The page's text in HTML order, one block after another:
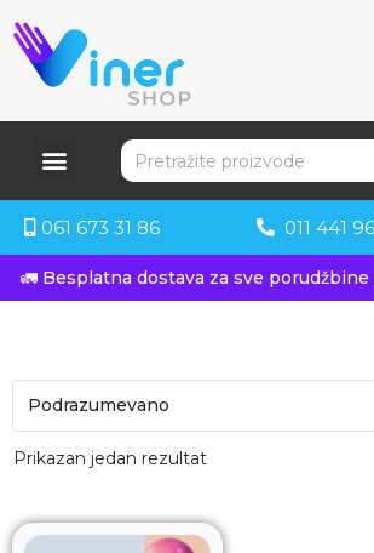
061 673 31 86 011 441
🚛 Besplatna dostava za sve
Prikazan jedan rezultat